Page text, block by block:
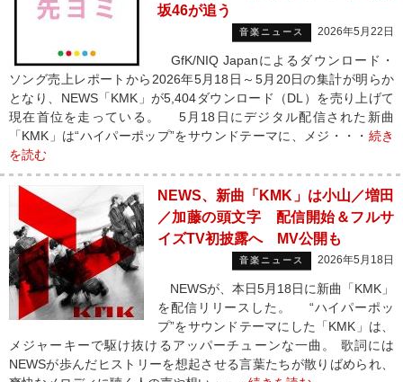
坂46が追う
音楽ニュース 2026年5月22日
GfK/NIQ Japanによるダウンロード・
ソング売上レポートから2026年5月18日～5月20日の集計が明らか
となり、NEWS「KMK」が5,404ダウンロード（DL）を売り上げて
現在首位を走っている。 5月18日にデジタル配信された新曲
「KMK」は“ハイパーポップ”をサウンドテーマに、メジ・・・ 続き
を読む
NEWS、新曲「KMK」は小山／増田
／加藤の頭文字 配信開始＆フルサ
イズTV初披露へ MV公開も
音楽ニュース 2026年5月18日
NEWSが、本日5月18日に新曲「KMK」
を配信リリースした。 “ハイパーポッ
プ”をサウンドテーマにした「KMK」は、
メジャーキーで駆け抜けるアッパーチューンな一曲。 歌詞には
NEWSが歩んだヒストリーを想起させる言葉たちが散りばめられ、